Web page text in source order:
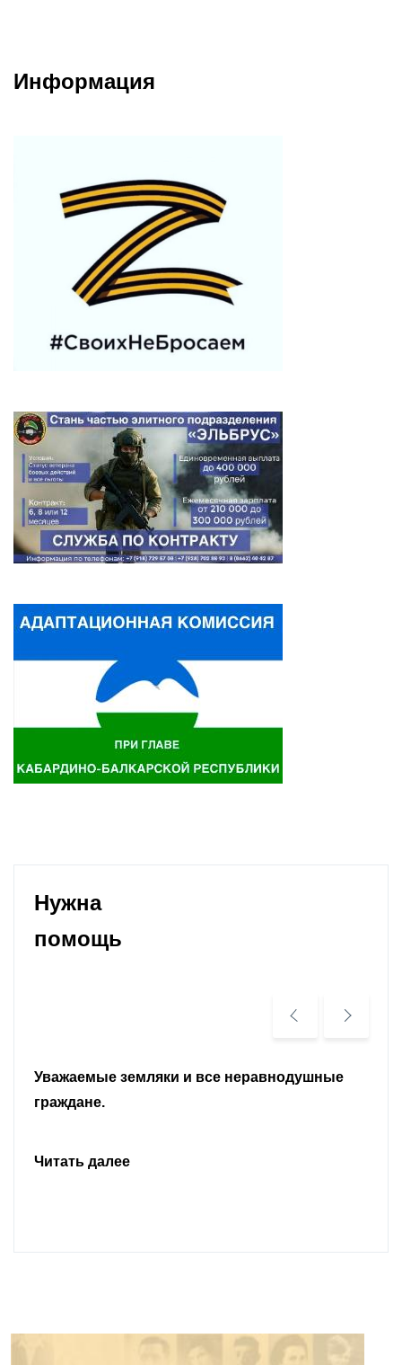
Информация
Нужна
помощь
Уважаемые земляки и все неравнодушные
граждане.
Читать далее